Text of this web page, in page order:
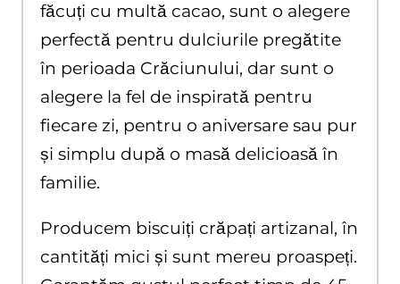
făcuți cu multă cacao, sunt o alegere
perfectă pentru dulciurile pregătite
în perioada Crăciunului, dar sunt o
alegere la fel de inspirată pentru
fiecare zi, pentru o aniversare sau pur
și simplu după o masă delicioasă în
familie.
Producem biscuiți crăpați artizanal, în
cantități mici și sunt mereu proaspeți.